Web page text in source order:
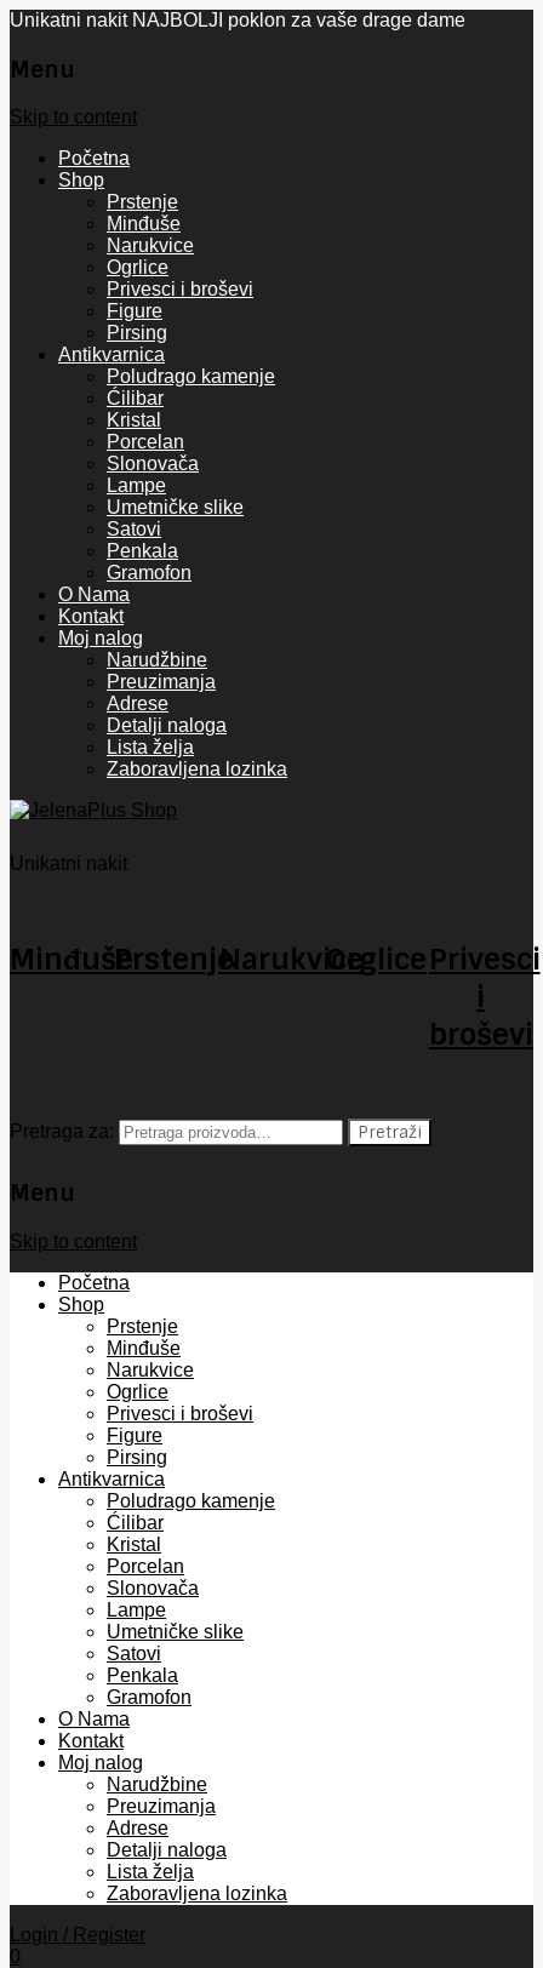
Unikatni nakit NAJBOLJI poklon za vaše drage dame
Menu
Skip to content
Početna
Shop
Prstenje
Minđuše
Narukvice
Ogrlice
Privesci i broševi
Figure
Pirsing
Antikvarnica
Poludrago kamenje
Ćilibar
Kristal
Porcelan
Slonovača
Lampe
Umetničke slike
Satovi
Penkala
Gramofon
O Nama
Kontakt
Moj nalog
Narudžbine
Preuzimanja
Adrese
Detalji naloga
Lista želja
Zaboravljena lozinka
Unikatni nakit
MinđušePrstenjeNarukviceOrglicePrivesci
i
broševi
Pretraga za: Pretraži
Menu
Skip to content
Početna
Shop
Prstenje
Minđuše
Narukvice
Ogrlice
Privesci i broševi
Figure
Pirsing
Antikvarnica
Poludrago kamenje
Ćilibar
Kristal
Porcelan
Slonovača
Lampe
Umetničke slike
Satovi
Penkala
Gramofon
O Nama
Kontakt
Moj nalog
Narudžbine
Preuzimanja
Adrese
Detalji naloga
Lista želja
Zaboravljena lozinka
Login / Register
0